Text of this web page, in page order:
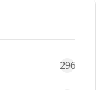
296